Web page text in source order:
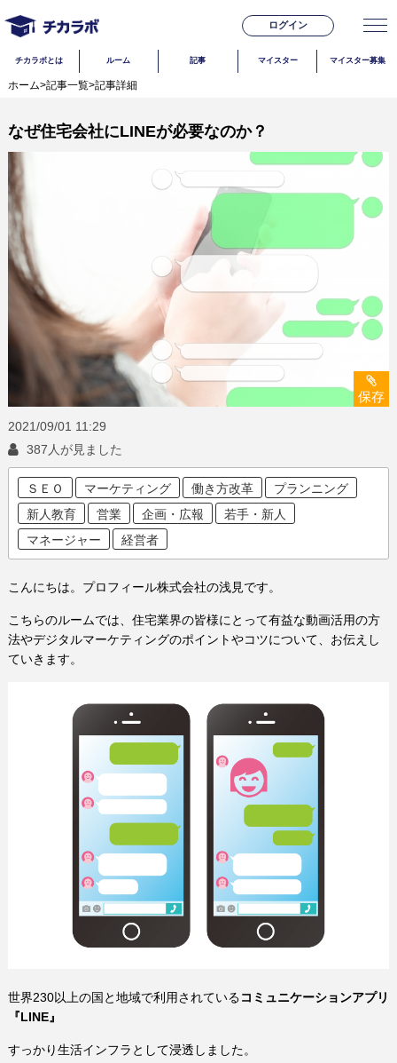
ログイン
チカラボとは ルーム 記事 マイスター マイスター募集
ホーム>記事一覧>記事詳細
なぜ住宅会社にLINEが必要なのか？
保存
2021/09/01 11:29
387人が見ました
ＳＥＯ マーケティング 働き方改革
プランニング
新人教育
営業 企画・広報
若手・新人
マネージャー
経営者
こんにちは。プロフィール株式会社の浅見です。
こちらのルームでは、住宅業界の皆様にとって有益な動画活用の方
法やデジタルマーケティングのポイントやコツについて、お伝えし
ていきます。
世界230以上の国と地域で利用されているコミュニケーションアプリ
『LINE』
すっかり生活インフラとして浸透しました。